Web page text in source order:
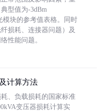
型值为-3dBm
模块的参考值表格。同时
损耗、连接器问题）及
性能问题。
计算方法
、负载损耗的国家标准
变压器损耗计算实